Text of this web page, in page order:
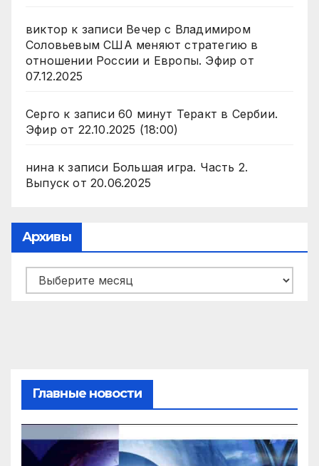
виктор к записи Вечер с Владимиром
Соловьевым США меняют стратегию в
отношении России и Европы. Эфир от
07.12.2025
Серго к записи 60 минут Теракт в Сербии.
Эфир от 22.10.2025 (18:00)
нинак записи Большая игра. Часть 2.
Выпуск от 20.06.2025
Архивы
Архивы
Главные новости